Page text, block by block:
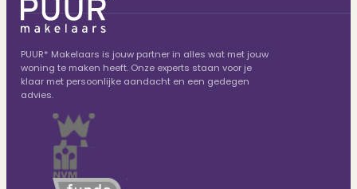
PUUR* Makelaars is jouw partner in alles wat met jouw
woning te maken heeft. Onze experts staan voor je
klaar met persoonlijke aandacht en een gedegen
advies.